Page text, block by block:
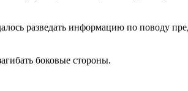
разведать информацию по поводу
боковые стороны.